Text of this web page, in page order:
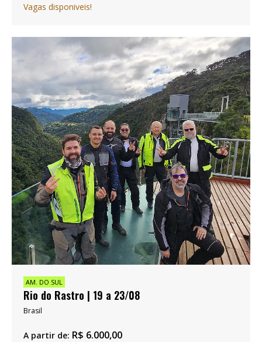
Vagas disponiveis!
AM. DO SUL
Rio do Rastro | 19 a 23/08
Brasil
A partir de: R$ 6.000,00